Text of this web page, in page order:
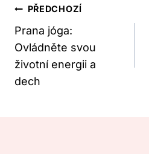
Navigace
Pro
Příspěvek
PŘEDCHOZÍ
Prana jóga:
Ovládněte svou
životní energii a
dech